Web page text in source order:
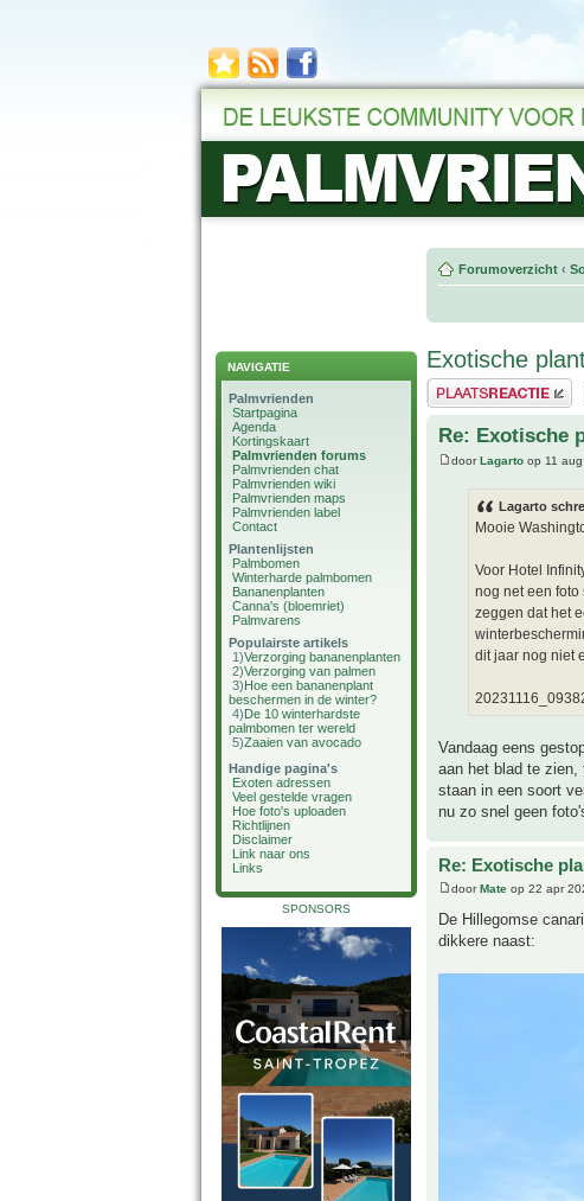
NAVIGATIE
Palmvrienden
Startpagina
Agenda
Kortingskaart
Palmvrienden forums
Palmvrienden chat
Palmvrienden wiki
Palmvrienden maps
Palmvrienden label
Contact
Plantenlijsten
Palmbomen
Winterharde palmbomen
Bananenplanten
Canna's (bloemriet)
Palmvarens
Populairste artikels
1)Verzorging bananenplanten
2)Verzorging van palmen
3)Hoe een bananenplant
beschermen in de winter?
4)De 10 winterhardste
palmbomen ter wereld
5)Zaaien van avocado
Handige pagina's
Exoten adressen
Veel gestelde vragen
Hoe foto's uploaden
Richtlijnen
Disclaimer
Link naar ons
Links
SPONSORS
Forumoverzicht ‹
Exotische
Plaats een reactie
Re: Exotische
doorLagarto op 11
Lagarto
Mooie
Voor Hotel
nog net een
zeggen dat het
dit jaar nog niet
Vandaag eens
aan het blad te
staan in een soort
nu zo snel geen
Re: Exotische
doorMate op 22 apr
De Hillegomse
dikkere naast: